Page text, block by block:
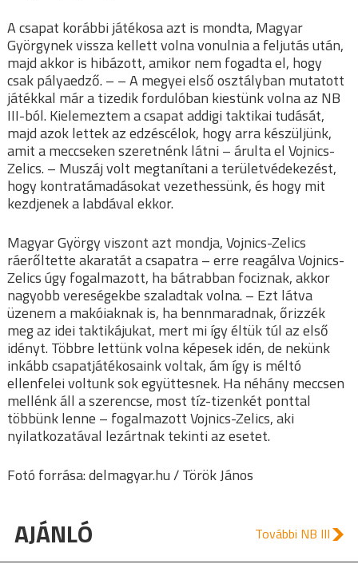
A csapat korábbi játékosa azt is mondta, Magyar
Györgynek vissza kellett volna vonulnia a feljutás után,
majd akkor is hibázott, amikor nem fogadta el, hogy
csak pályaedző. – – A megyei első osztályban mutatott
játékkal már a tizedik fordulóban kiestünk volna az NB
III-ból. Kielemeztem a csapat addigi taktikai tudását,
majd azok lettek az edzéscélok, hogy arra készüljünk,
amit a meccseken szeretnénk látni – árulta el Vojnics-
Zelics. – Muszáj volt megtanítani a területvédekezést,
hogy kontratámadásokat vezethessünk, és hogy mit
kezdjenek a labdával ekkor.
Magyar György viszont azt mondja, Vojnics-Zelics
ráerőltette akaratát a csapatra – erre reagálva Vojnics-
Zelics úgy fogalmazott, ha bátrabban fociznak, akkor
nagyobb vereségekbe szaladtak volna. – Ezt látva
üzenem a makóiaknak is, ha bennmaradnak, őrizzék
meg az idei taktikájukat, mert mi így éltük túl az első
idényt. Többre lettünk volna képesek idén, de nekünk
inkább csapatjátékosaink voltak, ám így is méltó
ellenfelei voltunk sok együttesnek. Ha néhány meccsen
mellénk áll a szerencse, most tíz-tizenkét ponttal
többünk lenne – fogalmazott Vojnics-Zelics, aki
nyilatkozatával lezártnak tekinti az esetet.
Fotó forrása: delmagyar.hu / Török János
AJÁNLÓ További NB III